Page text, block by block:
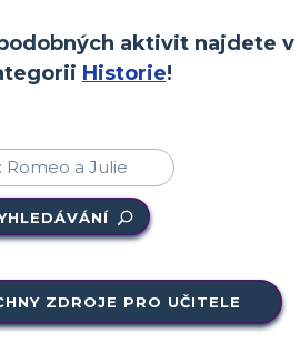
aktivit najdete v
Historie!
ZDROJE PRO UČITELE